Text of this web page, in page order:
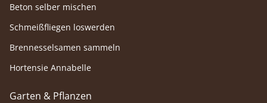
Beton selber mischen
Schmeißfliegen loswerden
Brennesselsamen sammeln
Hortensie Annabelle
Garten & Pflanzen